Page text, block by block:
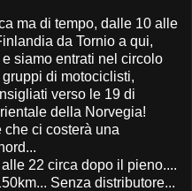
ma di tempo, dalle 10 alle
da Tornio a qui,
siamo entrati nel circolo
di motociclisti,
verso le 19 di
della Norvegia!
che ci costerà una
22 circa dopo il pieno....
Senza distributore...